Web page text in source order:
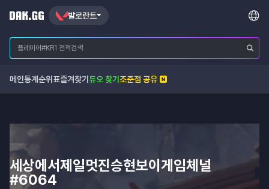
발로란트
메인통계순위표즐겨찾기듀오 찾기조준점 공유
세상에서제일멋진승현보이게임체널
#6064